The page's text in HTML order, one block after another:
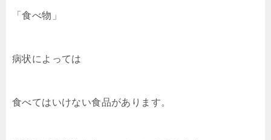
「食べ物」
病状によっては
食べてはいけない食品があります。